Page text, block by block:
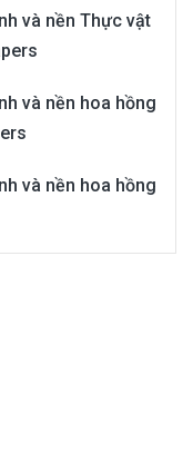
và nền Thực vật
và nền hoa hồng
và nền hoa hồng